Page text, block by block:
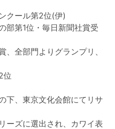
クール第2位(伊)
部第1位・毎日新聞社賞受
、全部門よりグランプリ、
位
下、東京文化会館にてリサ
ーズに選出され、カワイ表